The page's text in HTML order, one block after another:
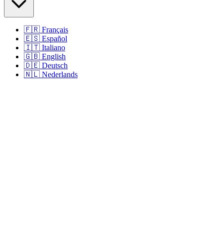
🇫🇷 Français
🇪🇸 Español
🇮🇹 Italiano
🇬🇧 English
🇩🇪 Deutsch
🇳🇱 Nederlands